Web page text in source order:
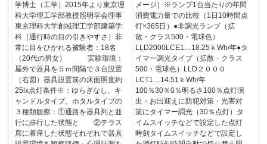
学博士（工学）2015年より東京理
科大学理工学部教授照明学会理事
東京理科大学創域理工学部建築学
科［通行時の目の引きやすさ］非
常に目をひかれる被験者：18名
（20代の男女） 実験環境：
屋外で器具を５ｍ間隔で３台設置
（右図）器具設置前の床面照度約
25lx点灯条件※：ゆらぎなし、キ
ャンドルタイプ、ホタルタイプの
３種類観察：①通路を器具列と並
行に歩行した状態と ②テラス
席に着座した状態それぞれで器具
メージ］※ランプ1台当たりの年間
消費電力量での比較（1日10時間点
灯×365日）●非調光ランプ（拡
散・クラス500・電球色）
LLD2000LCE1…18.25ｋWh/年●タ
イマー調光タイプ（拡散・クラス
500・電球色）LLD２０００
LCT1…14.51ｋWh/年
100％30％0％明るさ100％点灯演
出・お出迎えに防犯対策・光害対
策にタイマー調光（30％点灯）タ
イムスイッチなどで設定した点灯
時刻タイムスイッチなどで設定し